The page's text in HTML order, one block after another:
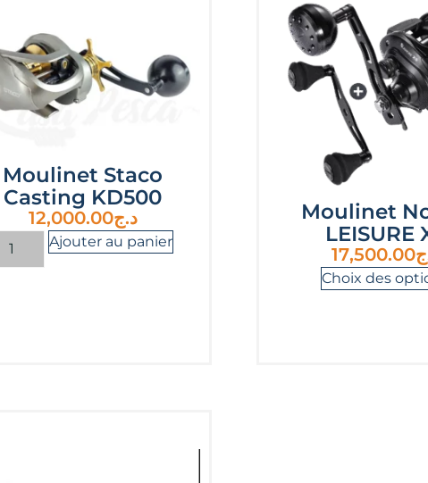
Moulinet Staco
Casting KD500
د.ج12,000.00
Ajouter au panier
Moulinet
LEISURE
17,500.00
Choix des